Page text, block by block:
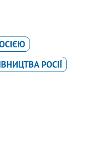
РОСІЇ